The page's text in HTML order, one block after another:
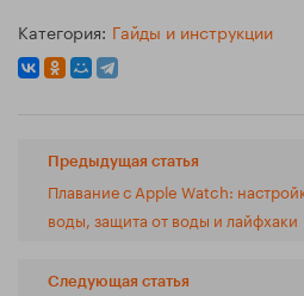
Категория: Гайды и инструкции
Предыдущая статья
Плавание с Apple Watch:
воды, защита от воды и лайфхаки
Следующая статья